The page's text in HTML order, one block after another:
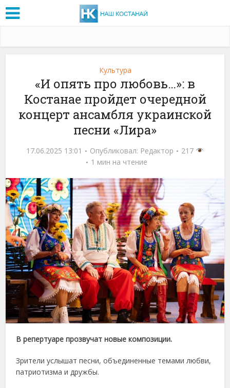
Культура
«И опять про любовь…»: в
Костанае пройдет очередной
концерт ансамбля украинской
песни «Лира»
17.06.2025 13:01 Опубликовал: Редактор
217
1 мин на чтение
В репертуаре прозвучат новые композиции.
Зрители услышат песни, объединенные темами любви,
патриотизма и дружбы.